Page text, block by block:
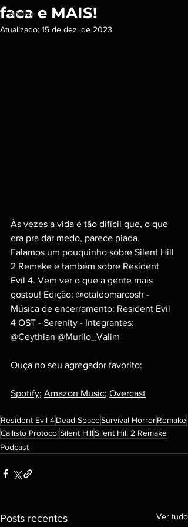
Análise
faca e MAIS!
Atualizado: 15 de dez. de 2023
Às vezes a vida é tão difícil que, o que
era pra dar medo, parece piada.
Falamos um pouquinho sobre Silent Hill
2 Remake e também sobre Resident
Evil 4. Vem ver o que a gente mais
gostou! Edição: @otaldomarcosh -
Música de encerramento: Resident Evil
4 OST - Serenity - Integrantes:
@Ceythian @Murilo_Valim
Ouça no seu agregador favorito:
Spotify; Amazon Music; Overcast
Resident Evil 4Dead SpaceSurvival HorrorRemake
Callisto ProtocolSilent HillSilent Hill 2 Remake
Podcast
Posts recentes Ver tudo